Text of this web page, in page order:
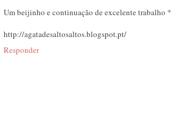
Um beijinho e continuação de excelente trabalho *
http://agatadesaltosaltos.blogspot.pt/
Responder